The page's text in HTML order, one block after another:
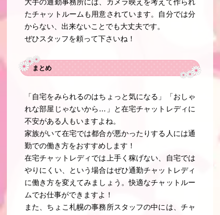
大手の通勤事務所には、カメラ映えを考えて作られ
たチャットルームも用意されています。自分では分
からない、出来ないことでも大丈夫です。
ぜひスタッフを頼って下さいね！
まとめ
「自宅をみられるのはちょっと気になる」「おしゃ
れな部屋じゃないから…」と在宅チャットレディに
不安がある人もいますよね。
家族がいて在宅では都合が悪かったりする人には通
勤での働き方をおすすめします！
在宅チャットレディでは上手く稼げない、自宅では
やりにくい、という場合はぜひ通勤チャットレディ
に働き方を変えてみましょう。快適なチャットルー
ムでお仕事ができますよ！
また、ちょこ札幌の事務所スタッフの中には、チャ